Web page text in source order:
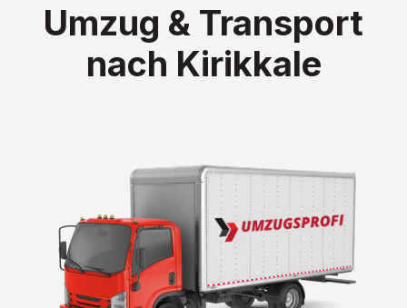
Umzug & Transport
nach Kirikkale